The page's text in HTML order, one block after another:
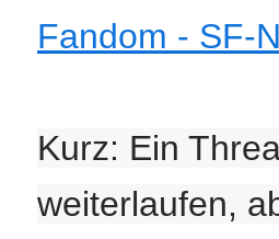
Fandom - SF-
Kurz: Ein
weiterlaufen,